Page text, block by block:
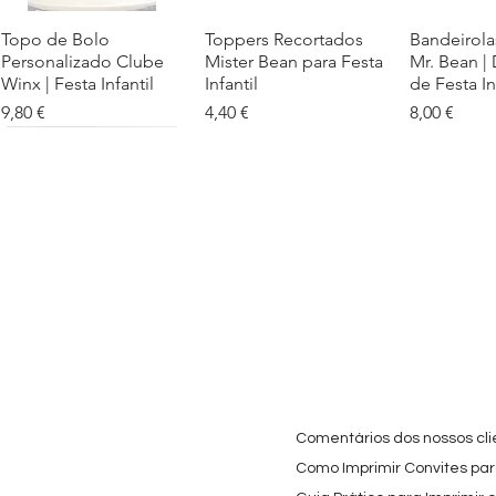
Visualização rápida
Topo de Bolo
Personalizado Clube
Winx | Festa Infantil
Preço
9,80 €
Visualização rápida
Toppers Recortados
Mister Bean para Festa
Infantil
Preço
4,40 €
Mr. Bean |
de Festa
Preço
8,00 €
Preço
4,40 €
Comentários dos nossos
Como Imprimir Convites